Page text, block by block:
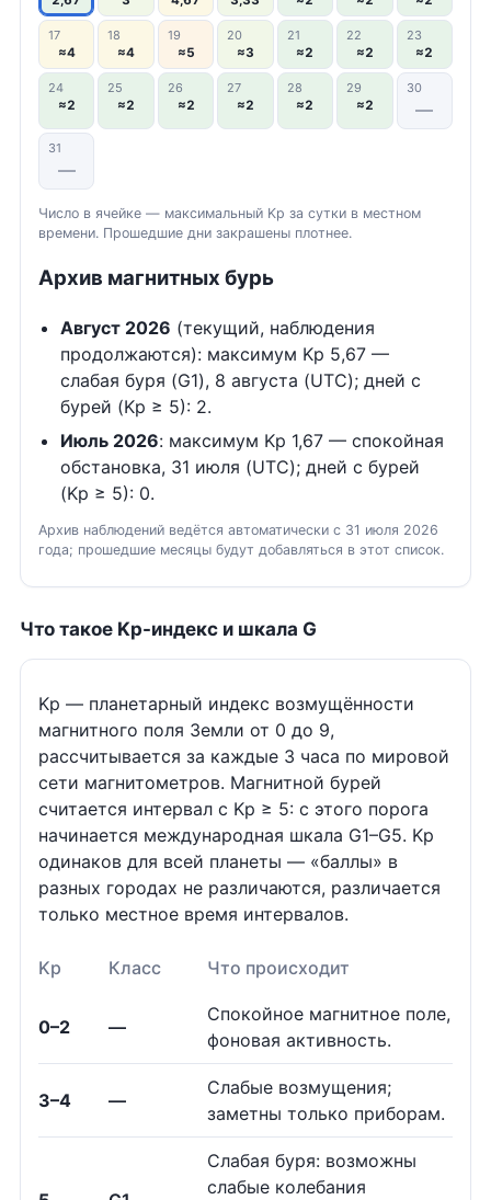
17
≈4
18
≈4
19
≈5
20
≈3
21
≈2
22
≈2
23
≈2
24
≈2
25
≈2
26
≈2
27
≈2
28
≈2
29
≈2
30
—
31
—
Число в ячейке — максимальный Kp за сутки в местном
времени. Прошедшие дни закрашены плотнее.
Архив магнитных бурь
Август 2026 (текущий, наблюдения
продолжаются): максимум Kp 5,67 —
слабая буря (G1), 8 августа (UTC); дней с
бурей (Kp ≥ 5): 2.
Июль 2026: максимум Kp 1,67 — спокойная
обстановка, 31 июля (UTC); дней с бурей
(Kp ≥ 5): 0.
Архив наблюдений ведётся автоматически с 31 июля 2026
года; прошедшие месяцы будут добавляться в этот список.
Что такое Kp-индекс и шкала G
Kp — планетарный индекс возмущённости
магнитного поля Земли от 0 до 9,
рассчитывается за каждые 3 часа по мировой
сети магнитометров. Магнитной бурей
считается интервал с Kp ≥ 5: с этого порога
начинается международная шкала G1–G5. Kp
одинаков для всей планеты — «баллы» в
разных городах не различаются, различается
только местное время интервалов.
Kp Класс Что происходит
0–2 —
Спокойное магнитное поле,
фоновая активность.
3–4 —
Слабые возмущения;
заметны только приборам.
Слабая буря: возможны
слабые колебания